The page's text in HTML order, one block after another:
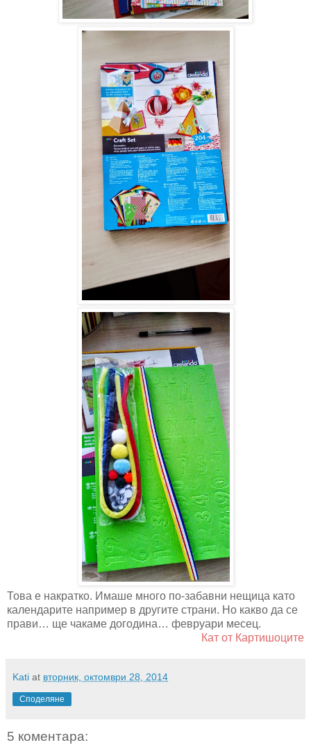
Това е накратко. Имаше много по-забавни нещица като
календарите например в другите страни. Но какво да се
прави… ще чакаме догодина… февруари месец.
Кат от Картишоците
Kati at вторник, октомври 28, 2014
Споделяне
5 коментара: